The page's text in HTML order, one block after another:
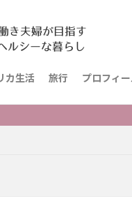
カ生活 旅行 プロフィ